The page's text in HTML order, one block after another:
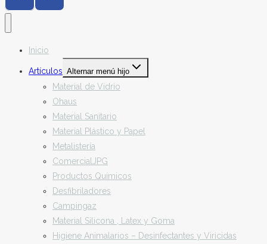
Inicio
Artículos Alternar menú hijo
Material de Vidrio
Ohaus
Material Sanitario
Material Plástico y Papel
Metalistería
ComercialJPG
Productos Químicos
Desfibriladores
Campingaz
Material Silicona , Latex y Goma
Higiene Animalarios – Desinfectantes y Viricidas